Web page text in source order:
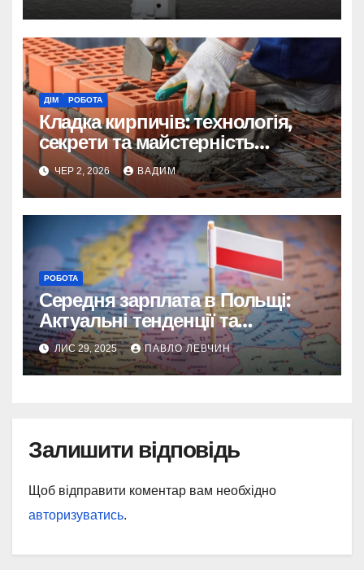
ДІМ РОБОТА
Кладка кирпичів: технологія,
секрети та майстерність
мурування
ЧЕР 2, 2026 ВАДИМ
РОБОТА
Середня зарплата в Польщі:
Актуальні тенденції та
детальний аналіз на 2025 рік
ЛИС 29, 2025 ПАВЛО ЛЕВЧИН
Залишити відповідь
Щоб відправити коментар вам необхідно
авторизуватись.